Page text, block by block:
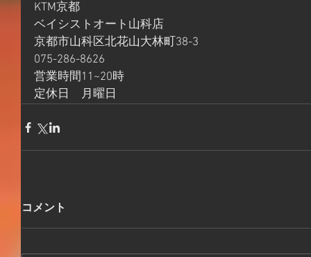
KTM京都
ベイシストオート山科店
京都市山科区北花山大林町38-3
075-286-8626
営業時間11~20時
定休日　月曜日
コメント